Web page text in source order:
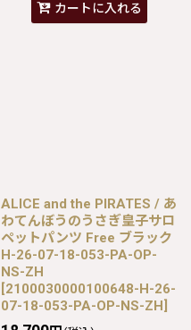
カートに入れる
ALICE and the PIRATES / あ
わてんぼうのうさぎ皇子サロ
ペットパンツ Free ブラック
H-26-07-18-053-PA-OP-
NS-ZH
[2100030000100648-H-26-
07-18-053-PA-OP-NS-ZH]